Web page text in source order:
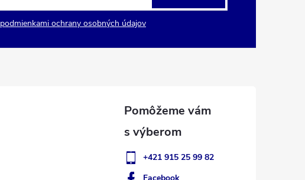
podmienkami ochrany osobných údajov
+421 915 25 99 82